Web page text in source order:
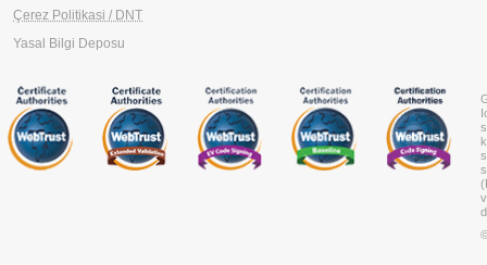
Çerez Politikasi / DNT
Yasal Bilgi Deposu